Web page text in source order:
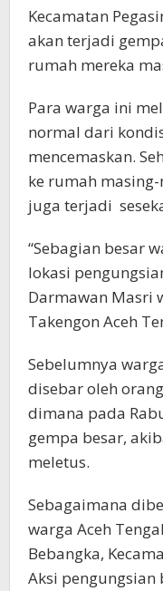
Kecamatan
akan terjadi
rumah mereka
Para warga ini
normal dari
mencemaskan.
ke rumah
juga terjadi
“Sebagian besar
lokasi
Darmawan Masri
Takengon Aceh
Sebelumnya
disebar oleh
dimana pada
gempa besar,
meletus.
Sebagaimana
warga Aceh
Bebangka,
Aksi pengungsian